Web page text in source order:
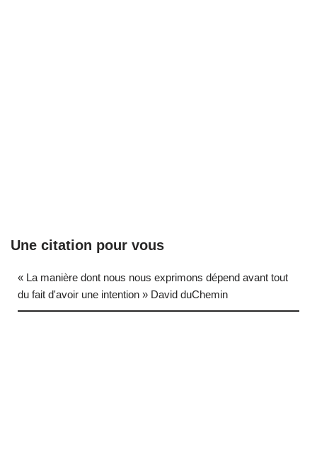
Une citation pour vous
« La manière dont nous nous exprimons dépend avant tout
du fait d'avoir une intention » David duChemin